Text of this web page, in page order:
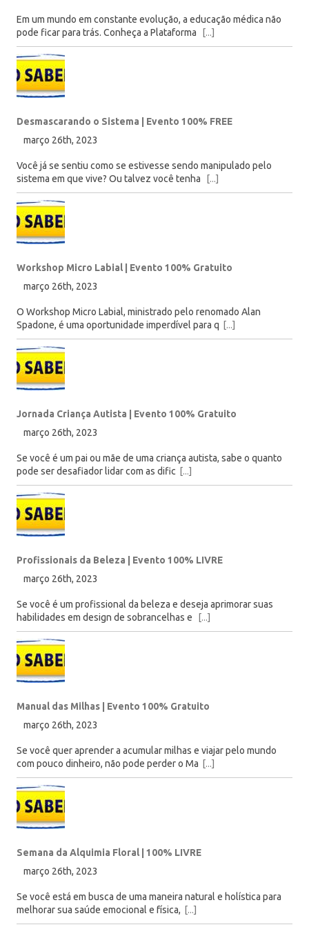
Em um mundo em constante evolução, a educação médica não
pode ficar para trás. Conheça a Plataforma
[...]
Desmascarando o Sistema | Evento 100% FREE
março 26th, 2023
Você já se sentiu como se estivesse sendo manipulado pelo
sistema em que vive? Ou talvez você tenha
[...]
Workshop Micro Labial | Evento 100% Gratuito
março 26th, 2023
O Workshop Micro Labial, ministrado pelo renomado Alan
Spadone, é uma oportunidade imperdível para q [...]
Jornada Criança Autista | Evento 100% Gratuito
março 26th, 2023
Se você é um pai ou mãe de uma criança autista, sabe o quanto
pode ser desafiador lidar com as dific [...]
Profissionais da Beleza | Evento 100% LIVRE
março 26th, 2023
Se você é um profissional da beleza e deseja aprimorar suas
habilidades em design de sobrancelhas e
[...]
Manual das Milhas | Evento 100% Gratuito
março 26th, 2023
Se você quer aprender a acumular milhas e viajar pelo mundo
com pouco dinheiro, não pode perder o Ma [...]
Semana da Alquimia Floral | 100% LIVRE
março 26th, 2023
Se você está em busca de uma maneira natural e holística para
melhorar sua saúde emocional e física, [...]